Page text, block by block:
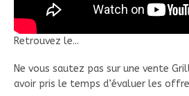
Retrouvez le...
Ne vous sautez pas sur une vente
avoir pris le temps d’évaluer les